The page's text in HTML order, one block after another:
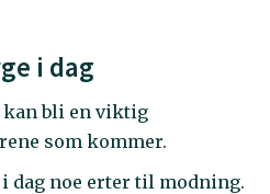
i dag
kan bli en viktig
som kommer.
dag noe erter til modning.